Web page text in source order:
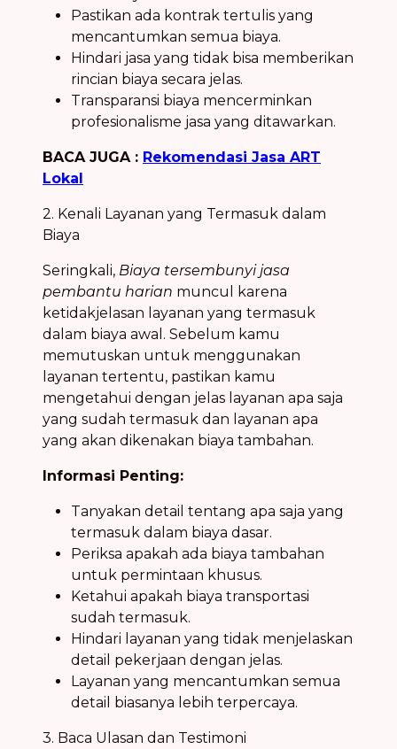
Pastikan ada kontrak tertulis yang
mencantumkan semua biaya.
Hindari jasa yang tidak bisa memberikan
rincian biaya secara jelas.
Transparansi biaya mencerminkan
profesionalisme jasa yang ditawarkan.
BACA JUGA : Rekomendasi Jasa ART
Lokal
2. Kenali Layanan yang Termasuk dalam
Biaya
Seringkali, Biaya tersembunyi jasa
pembantu harian muncul karena
ketidakjelasan layanan yang termasuk
dalam biaya awal. Sebelum kamu
memutuskan untuk menggunakan
layanan tertentu, pastikan kamu
mengetahui dengan jelas layanan apa saja
yang sudah termasuk dan layanan apa
yang akan dikenakan biaya tambahan.
Informasi Penting:
Tanyakan detail tentang apa saja yang
termasuk dalam biaya dasar.
Periksa apakah ada biaya tambahan
untuk permintaan khusus.
Ketahui apakah biaya transportasi
sudah termasuk.
Hindari layanan yang tidak menjelaskan
detail pekerjaan dengan jelas.
Layanan yang mencantumkan semua
detail biasanya lebih terpercaya.
3. Baca Ulasan dan Testimoni